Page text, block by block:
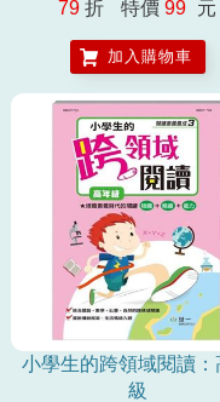
79 折 特價 99 元
加入購物車
小學生的跨領域閱讀：
級